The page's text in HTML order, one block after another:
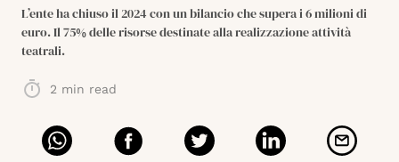
L’ente ha chiuso il 2024 con un bilancio che supera i 6 milioni di
euro. Il 75% delle risorse destinate alla realizzazione attività
teatrali.
2 min read